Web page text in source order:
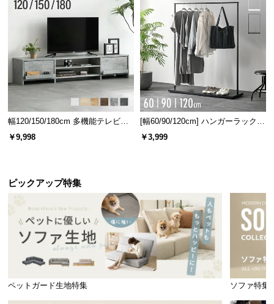
幅120/150/180cm 多機能テレビボ
ード 木目/石目調 オープン収納・
￥9,998
[幅60/90/120cm] ハンガーラック
スチール 4段階高さ調節 サイドフ
￥3,999
ピックアップ特集
ペットガード生地特集 ソファ特集